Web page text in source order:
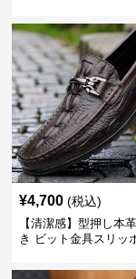
い 営業
¥4,700 (税込)
【清潔感】型押し本
き ビット金具スリッ